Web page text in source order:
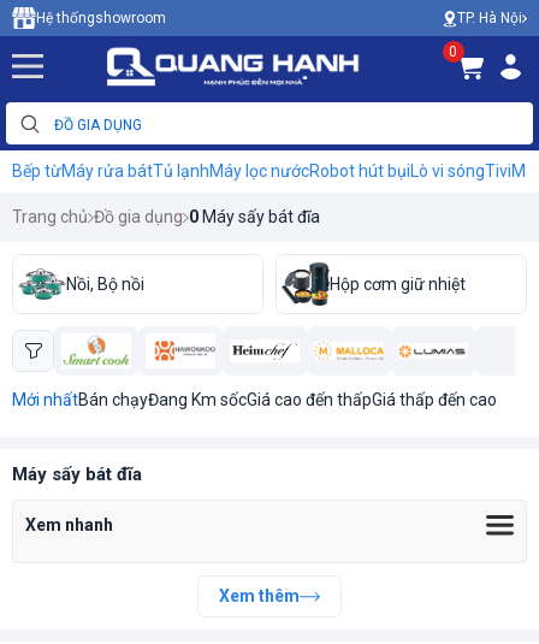
Hệ thốngshowroom TP. Hà Nội
0
Bếp từMáy rửa bátTủ lạnhMáy lọc nướcRobot hút bụiLò vi sóngTivi
Trang chủ Đồ gia dụng 0 Máy sấy bát đĩa
Nồi, Bộ nồi Hộp cơm giữ nhiệt
Mới nhấtBán chạyĐang Km sốcGiá cao đến thấpGiá thấp đến cao
Máy sấy bát đĩa
Xem nhanh
Xem thêm